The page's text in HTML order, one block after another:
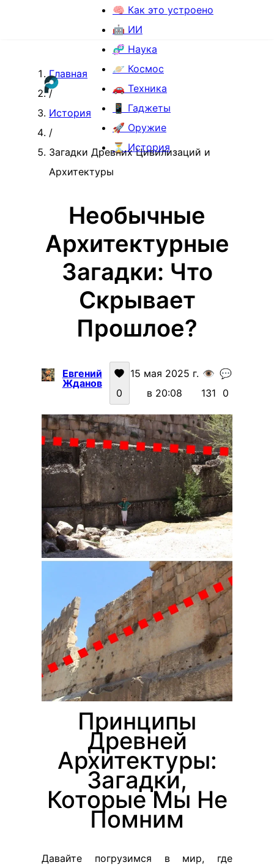
🧠 Как это устроено
🤖 ИИ
🧬 Наука
🪐 Космос
🚗 Техника
📱 Гаджеты
🚀 Оружие
⏳ История
Главная
/
История
/
Загадки Древних Цивилизаций и
Архитектуры
Необычные
Архитектурные
Загадки: Что
Скрывает
Прошлое?
Евгений
Жданов
0
15 мая 2025 г.
в 20:08
👁️
131
💬
0
Принципы
Древней
Архитектуры:
Загадки,
Которые Мы Не
Помним
Давайте погрузимся в мир, где